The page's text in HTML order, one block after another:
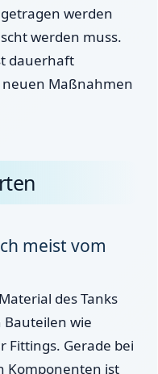
werden
werden muss.
dauerhaft
Maßnahmen
meist vom
des Tanks
wie
Fittings. Gerade bei
Komponenten ist